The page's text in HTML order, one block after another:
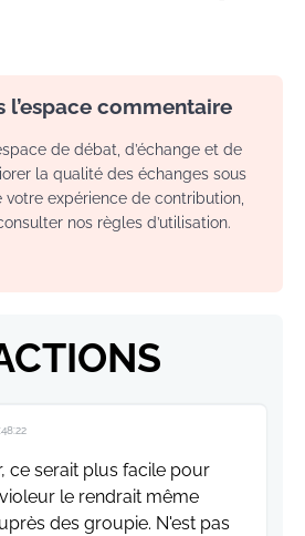
l’espace commentaire
de débat, d’échange et de
la qualité des échanges sous
votre expérience de contribution,
nos règles d’utilisation.
ce serait plus facile pour
le rendrait même
des groupie. N'est pas